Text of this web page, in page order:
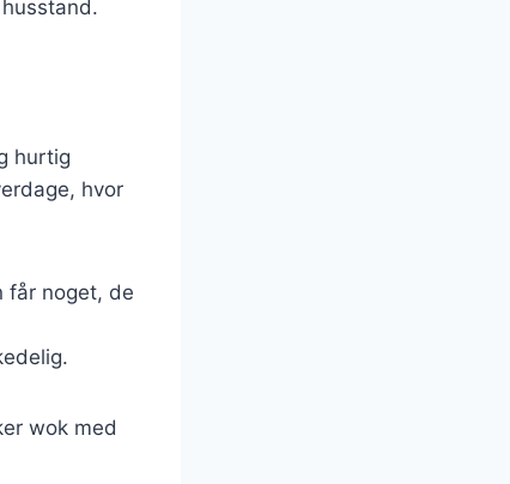
hurtig
hvor
får noget, de
wok med